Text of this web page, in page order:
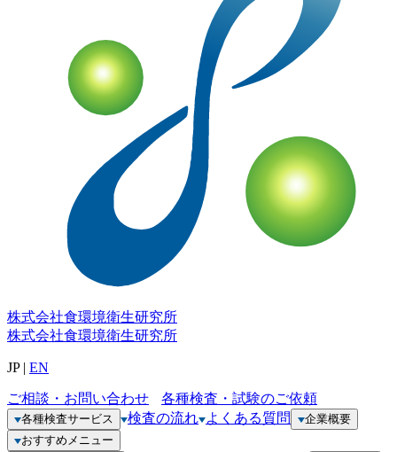
株式会社食環境衛生研究所
株式会社食環境衛生研究所
JP| EN
ご相談・お問い合わせ 各種検査・試験のご依頼
各種検査サービス 検査の流れ よくある質問
企業概要
おすすめメニュー